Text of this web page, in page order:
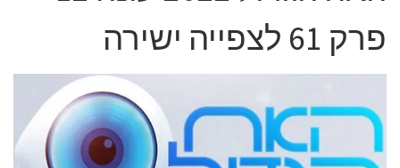
פרק 61 לצפייה ישירה